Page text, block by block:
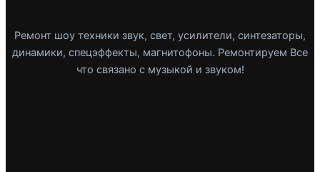
Ремонт шоу техники звук, свет, усилители, синтезаторы,
динамики, спецэффекты, магнитофоны. Ремонтируем Все
что связано с музыкой и звуком!